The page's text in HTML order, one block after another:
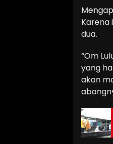
Karena
dua.
“Om
yang
akan